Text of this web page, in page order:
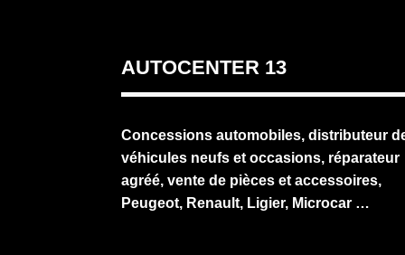
AUTOCENTER 13
Concessions automobiles, distributeur
véhicules neufs et occasions, réparateur
agréé, vente de pièces et accessoires,
Peugeot, Renault, Ligier, Microcar …